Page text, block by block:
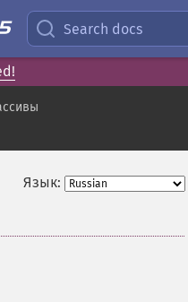
Search docs
Язык: